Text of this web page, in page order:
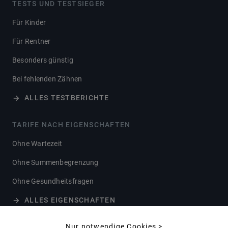
TESTS UND TESTSIEGER
Für Kinder
Für Rentner
Besonders günstig
Bei fehlenden Zähnen
ALLES TESTBERICHTE
TARIFE NACH EIGENSCHAFTEN
Ohne Wartezeit
Ohne Summenbegrenzung
Ohne Gesundheitsfragen
ALLES EIGENSCHAFTEN